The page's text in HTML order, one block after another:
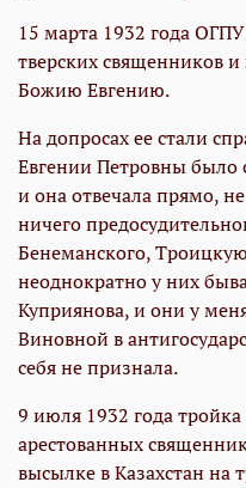
15 марта 1932 года
тверских священников
Божию Евгению.
На допросах ее стали
Евгении Петровны было
и она отвечала прямо,
ничего
Бенеманского,
неоднократно у них
Куприянова, и они у
Виновной в
себя не признала.
9 июля 1932 года
арестованных
высылке в Казахстан на